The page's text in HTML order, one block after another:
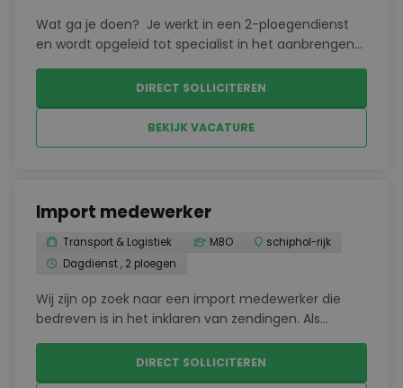
Wat ga je doen? Je werkt in een 2-ploegendienst
en wordt opgeleid tot specialist in het aanbrengen
van industriële coatings. Je bedient moderne
machines, controleert de kwaliteit van het werk en
zorgt voor een soepel productieproces. Dankzij
DIRECT SOLLICITEREN
BEKIJK VACATURE
Import medewerker
Transport & Logistiek MBO
schiphol-rijk
Dagdienst , 2 ploegen
Wij zijn op zoek naar een import medewerker die
bedreven is in het inklaren van zendingen. Als
Declarant ben je verantwoordelijk voor het
operationeel verwerken van Import
Luchtvrachtzendingen en het nauwkeurig opstellen
DIRECT SOLLICITEREN